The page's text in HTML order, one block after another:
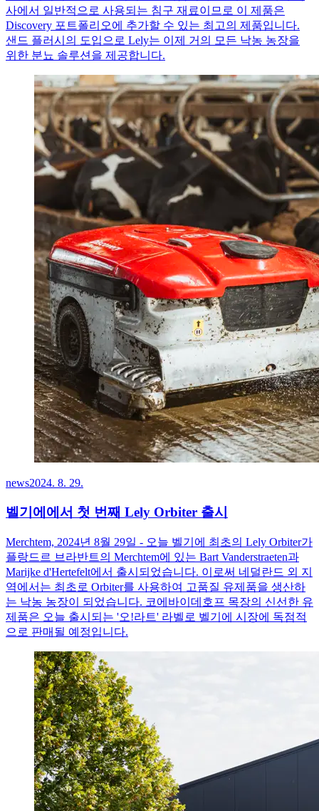
사에서 일반적으로 사용되는 침구 재료이므로 이 제품은
Discovery 포트폴리오에 추가할 수 있는 최고의 제품입니다.
샌드 플러시의 도입으로 Lely는 이제 거의 모든 낙농 농장을
위한 분뇨 솔루션을 제공합니다.
news2024. 8. 29.
벨기에에서 첫 번째 Lely Orbiter 출시
Merchtem, 2024년 8월 29일 - 오늘 벨기에 최초의 Lely Orbiter가
플랑드르 브라반트의 Merchtem에 있는 Bart Vanderstraeten과
Marijke d'Hertefelt에서 출시되었습니다. 이로써 네덜란드 외 지
역에서는 최초로 Orbiter를 사용하여 고품질 유제품을 생산하
는 낙농 농장이 되었습니다. 코에바이데호프 목장의 신선한 유
제품은 오늘 출시되는 '오!라트' 라벨로 벨기에 시장에 독점적
으로 판매될 예정입니다.